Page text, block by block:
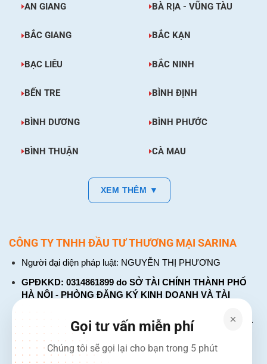
AN GIANG BÀ RỊA - VŨNG TÀU
BẮC GIANG BẮC KẠN
BẠC LIÊU BẮC NINH
BẾN TRE BÌNH ĐỊNH
BÌNH DƯƠNG BÌNH PHƯỚC
BÌNH THUẬN CÀ MAU
XEM THÊM ▼
CÔNG TY TNHH ĐẦU TƯ THƯƠNG MẠI SARINA
Người đại diện pháp luật: NGUYỄN THỊ PHƯƠNG
GPĐKKD: 0314861899 do SỞ TÀI CHÍNH THÀNH PHỐ
HÀ NỘI - PHÒNG ĐĂNG KÝ KINH DOANH VÀ TÀI
CHÍNH DOANH NGHIỆP cấp. Đăng ký lần đầu: ngày 26
tháng 01 năm 2018. Đăng ký thay đổi lần thứ: 4, ngày 31
tháng 03 năm 2026
226 Đường Láng, Đống Đa, Hà Nội
Gọi tư vấn miễn phí
Chúng tôi sẽ gọi lại cho bạn trong 5 phút